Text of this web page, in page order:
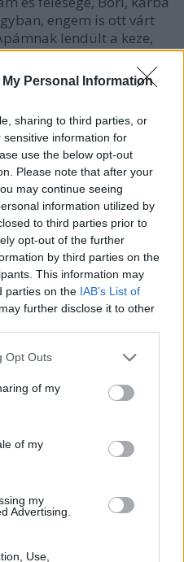
Personal Information
sharing to third parties, or
information for
use the below opt-out
Please note that after your
may continue seeing
information utilized by
to third parties prior to
opt-out of the further
by third parties on the
This information may
parties on the IAB’s List of
further disclose it to other
uses one or more Google
behaviour. You may click to
and its third-party tags to
purposes in below Google
Opt Outs
of my
of my
my
Advertising.
Use,
engem is ott várt
lendült a keze,
De megszólaltam:
forradalom!" Megállt a
vág pofon, mert még
megköszöntem, hogy
addigra egyedül
majd 1965-ben
Szinetár Miklós
a Nemzeti
a londoni színben.